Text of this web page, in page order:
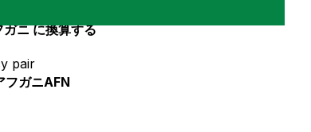
ニ に換算する
pair
フガニAFN